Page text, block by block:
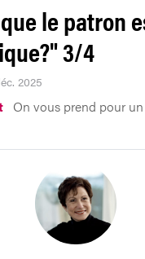
le patron
3/4
2025
On vous prend pour